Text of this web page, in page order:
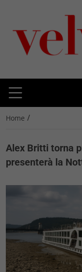
Home /
Alex Britti torna
presenterà la